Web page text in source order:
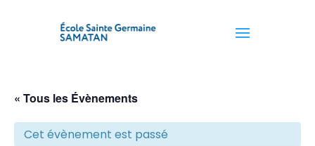
« Tous les Évènements
Cet évènement est passé